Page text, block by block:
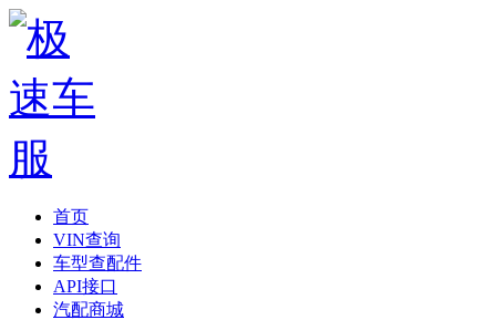
首页
VIN查询
车型查配件
API接口
汽配商城